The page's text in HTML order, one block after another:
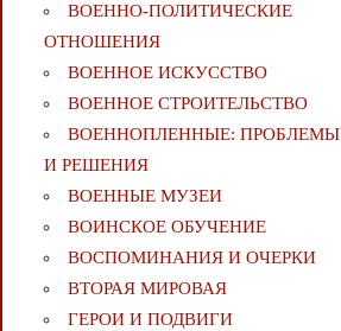
ВОЕННО-ПОЛИТИЧЕСКИE
ОТНОШЕНИЯ
ВОЕННОЕ ИСКУССТВО
ВОЕННОЕ СТРОИТЕЛЬСТВО
ВОЕННОПЛЕННЫЕ: ПРОБЛЕМЫ
И РЕШЕНИЯ
ВОЕННЫЕ МУЗЕИ
ВОИНСКОЕ ОБУЧЕНИЕ
ВОСПОМИНАНИЯ И ОЧЕРКИ
ВТОРАЯ МИРОВАЯ
ГЕРОИ И ПОДВИГИ